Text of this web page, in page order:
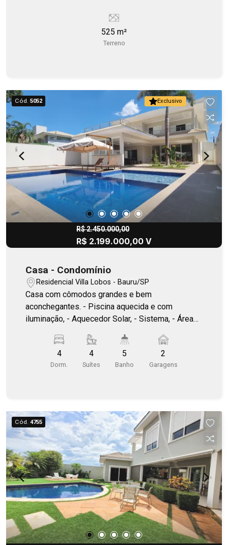
525 m²
Terreno
Exclusivo
Cód. 5052
R$ 2.450.000,00
R$ 2.199.000,00 V
Casa - Condomínio
Residencial Villa Lobos - Bauru/SP
Casa com cômodos grandes e bem
aconchegantes. - Piscina aquecida e com
iluminação, - Aquecedor Solar, - Sistema, - Área
4
Dorm.
4
Suítes
5
Banho
2
Garagens
Cód. 4755